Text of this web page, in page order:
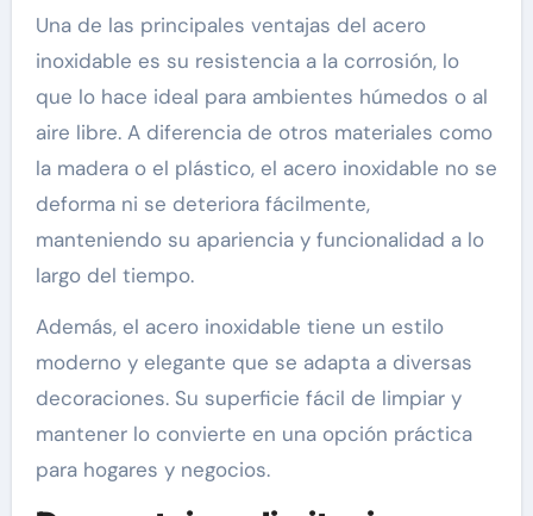
Una de las principales ventajas del acero
inoxidable es su resistencia a la corrosión, lo
que lo hace ideal para ambientes húmedos o al
aire libre. A diferencia de otros materiales como
la madera o el plástico, el acero inoxidable no se
deforma ni se deteriora fácilmente,
manteniendo su apariencia y funcionalidad a lo
largo del tiempo.
Además, el acero inoxidable tiene un estilo
moderno y elegante que se adapta a diversas
decoraciones. Su superficie fácil de limpiar y
mantener lo convierte en una opción práctica
para hogares y negocios.